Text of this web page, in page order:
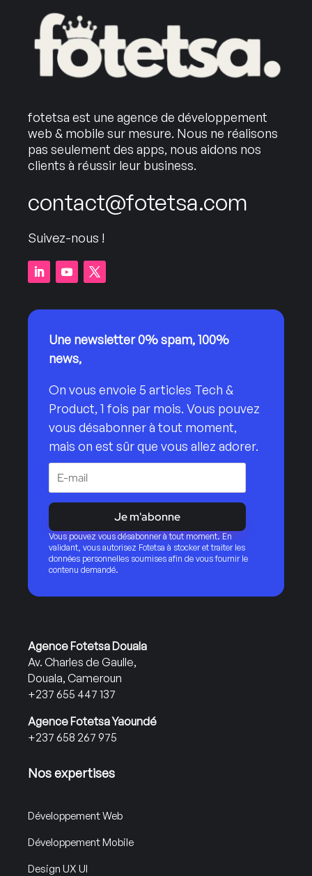
fotetsa est une agence de développement
web & mobile sur mesure. Nous ne réalisons
pas seulement des apps, nous aidons nos
clients à réussir leur business.
contact@fotetsa.com
Suivez-nous !
Une newsletter 0% spam, 100%
news,
On vous envoie 5 articles Tech &
Product, 1 fois par mois. Vous pouvez
vous désabonner à tout moment,
mais on est sûr que vous allez adorer.
Je m'abonne
Vous pouvez vous désabonner à tout moment. En
validant, vous autorisez Fotetsa à stocker et traiter les
données personnelles soumises afin de vous fournir le
contenu demandé.
Agence Fotetsa Douala
Av. Charles de Gaulle,
Douala, Cameroun
+237 655 447 137
Agence Fotetsa Yaoundé
+237 658 267 975
Nos expertises
Développement Web
Développement Mobile
Design UX UI